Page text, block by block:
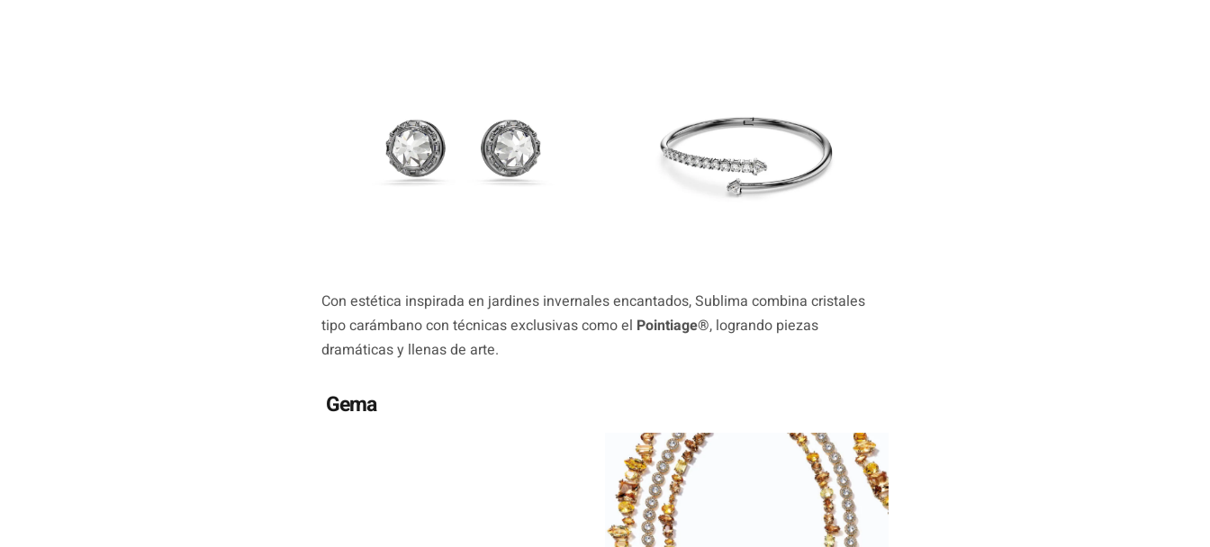
Con estética inspirada en jardines invernales encantados, Sublima combina cristales
tipo carámbano con técnicas exclusivas como el Pointiage®, logrando piezas
dramáticas y llenas de arte.
Gema